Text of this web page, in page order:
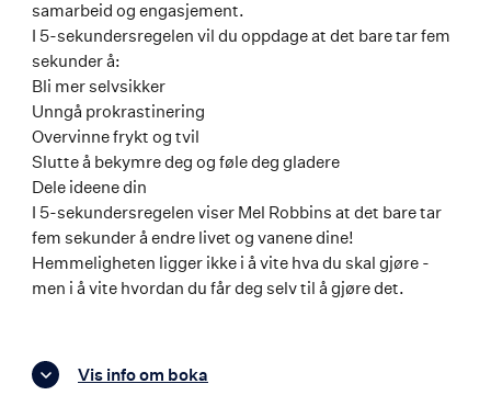
samarbeid og engasjement.
I 5-sekundersregelen vil du oppdage at det bare tar fem
sekunder å:
Bli mer selvsikker
Unngå prokrastinering
Overvinne frykt og tvil
Slutte å bekymre deg og føle deg gladere
Dele ideene din
I 5-sekundersregelen viser Mel Robbins at det bare tar
fem sekunder å endre livet og vanene dine!
Hemmeligheten ligger ikke i å vite hva du skal gjøre -
men i å vite hvordan du får deg selv til å gjøre det.
Vis info om boka